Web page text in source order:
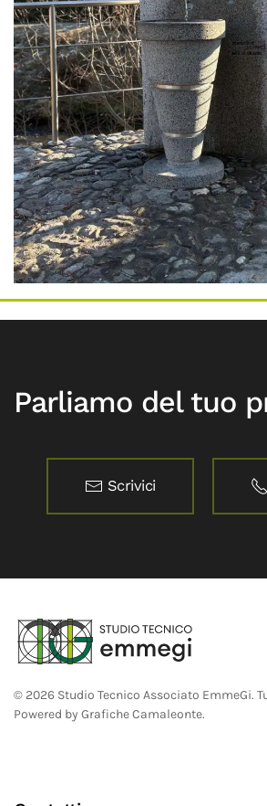
Parliamo del tuo
Scrivici
© 2026 Studio Tecnico Associato EmmeGi.
Powered by Grafiche Camaleonte.